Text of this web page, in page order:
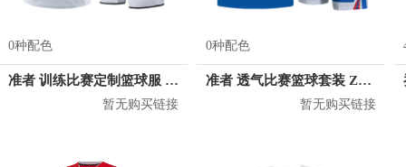
0种配色
准者 训练比赛定制篮球服 Z17110105
暂无购买链接
0种配色
准者 透气比赛篮球套装 Z118210177
暂无购买链接